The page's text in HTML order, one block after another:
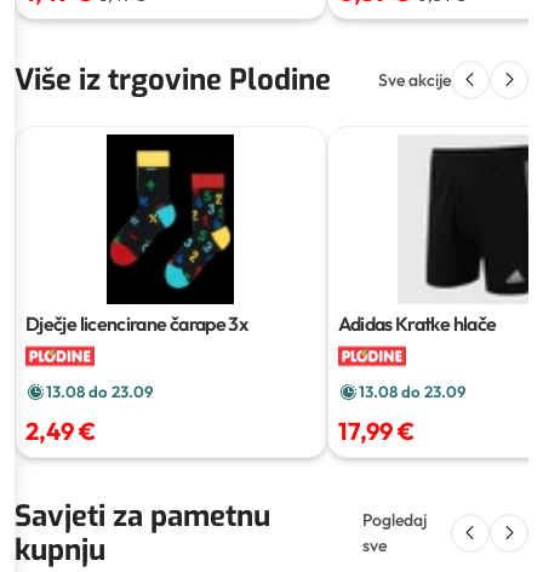
Više iz trgovine Plodine Sve akcije
Dječje licencirane čarape3x
13.08 do 23.09
2,49 €
Adidas Kratke hlače
13.08 do 23.09
17,99 €
Savjeti za pametnu
kupnju
Pogledaj
sve